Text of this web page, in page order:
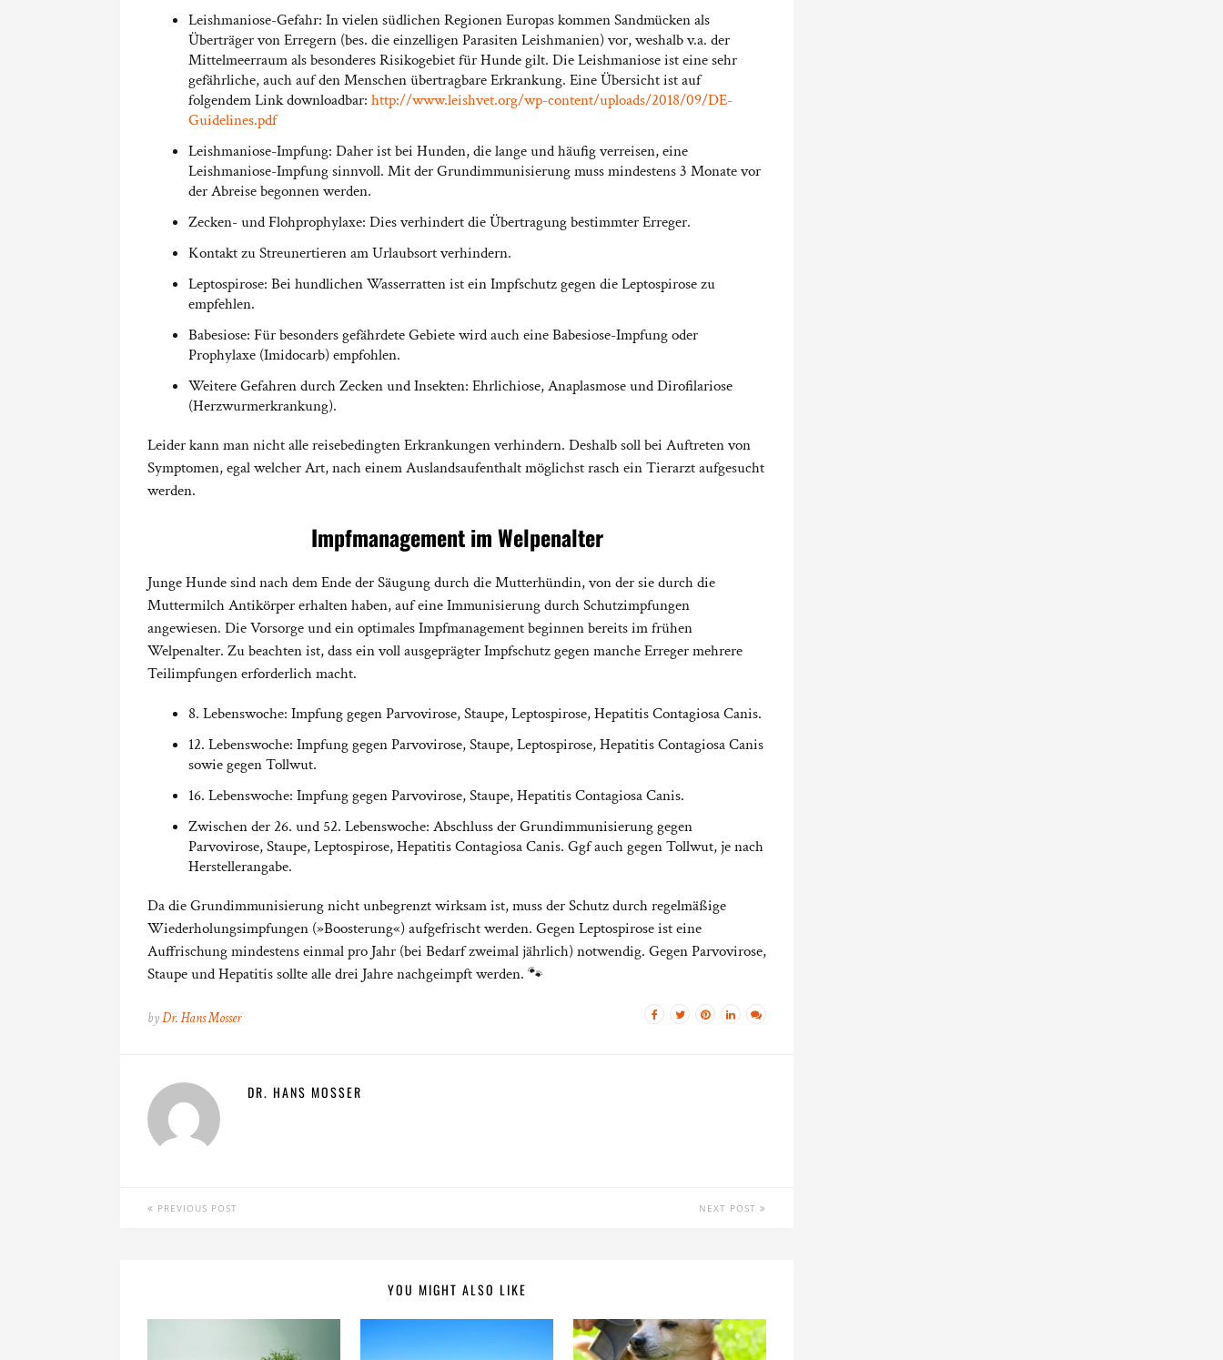
Leishmaniose-Gefahr: In vielen südlichen Regionen Europas kommen Sandmücken als
Überträger von Erregern (bes. die einzelligen Parasiten Leishmanien) vor, weshalb v.a. der
Mittelmeerraum als besonderes Risikogebiet für Hunde gilt. Die Leishmaniose ist eine sehr
gefährliche, auch auf den Menschen übertragbare Erkrankung. Eine Übersicht ist auf
folgendem Link downloadbar: http://www.leishvet.org/wp-content/uploads/2018/09/DE-
Guidelines.pdf
Leishmaniose-Impfung: Daher ist bei Hunden, die lange und häufig verreisen, eine
Leishmaniose-Impfung sinnvoll. Mit der Grundimmunisierung muss mindestens 3 Monate vor
der Abreise begonnen werden.
Zecken- und Flohprophylaxe: Dies verhindert die Übertragung bestimmter Erreger.
Kontakt zu Streunertieren am Urlaubsort verhindern.
Leptospirose: Bei hundlichen Wasserratten ist ein Impfschutz gegen die Leptospirose zu
empfehlen.
Babesiose: Für besonders gefährdete Gebiete wird auch eine Babesiose-Impfung oder
Prophylaxe (Imidocarb) empfohlen.
Weitere Gefahren durch Zecken und Insekten: Ehrlichiose, Anaplasmose und Dirofilariose
(Herzwurmerkrankung).
Leider kann man nicht alle reisebedingten Erkrankungen verhindern. Deshalb soll bei Auftreten von
Symptomen, egal welcher Art, nach einem Auslandsaufenthalt möglichst rasch ein Tierarzt aufgesucht
werden.
Impfmanagement im Welpenalter
Junge Hunde sind nach dem Ende der Säugung durch die Mutterhündin, von der sie durch die
Muttermilch Antikörper erhalten haben, auf eine Immunisierung durch Schutzimpfungen
angewiesen. Die Vorsorge und ein optimales Impfmanagement beginnen bereits im frühen
Welpenalter. Zu beachten ist, dass ein voll ausgeprägter Impfschutz gegen manche Erreger mehrere
Teilimpfungen erforderlich macht.
8. Lebenswoche: Impfung gegen Parvovirose, Staupe, Leptospirose, Hepatitis Contagiosa Canis.
12. Lebenswoche: Impfung gegen Parvovirose, Staupe, Leptospirose, Hepatitis Contagiosa Canis
sowie gegen Tollwut.
16. Lebenswoche: Impfung gegen Parvovirose, Staupe, Hepatitis Contagiosa Canis.
Zwischen der 26. und 52. Lebenswoche: Abschluss der Grundimmunisierung gegen
Parvovirose, Staupe, Leptospirose, Hepatitis Contagiosa Canis. Ggf auch gegen Tollwut, je nach
Herstellerangabe.
Da die Grundimmunisierung nicht unbegrenzt wirksam ist, muss der Schutz durch regelmäßige
Wiederholungsimpfungen (»Boosterung«) aufgefrischt werden. Gegen Leptospirose ist eine
Auffrischung mindestens einmal pro Jahr (bei Bedarf zweimal jährlich) notwendig. Gegen Parvovirose,
Staupe und Hepatitis sollte alle drei Jahre nachgeimpft werden. 🐾
byDr. Hans Mosser
DR. HANS MOSSER
PREVIOUS POST NEXT POST
YOU MIGHT ALSO LIKE